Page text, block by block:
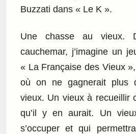
Buzzati dans « Le K ».
Une chasse au vieux.
cauchemar, j’imagine un
« La Française des Vieux
où on ne gagnerait plus
vieux. Un vieux à recueillir
qu’il y en aurait. Un
s’occuper et qui